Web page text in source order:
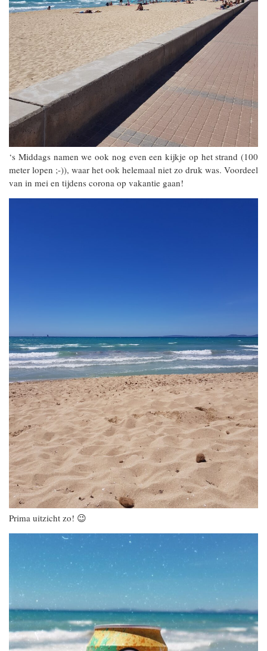
‘s Middags namen we ook nog even een kijkje op het strand (100
meter lopen ;-)), waar het ook helemaal niet zo druk was. Voordeel
van in mei en tijdens corona op vakantie gaan!
Prima uitzicht zo! 😉